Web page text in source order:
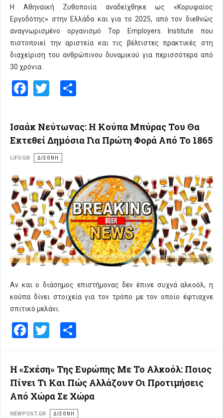
Η Αθηναϊκή Ζυθοποιία αναδείχθηκε ως «Κορυφαίος
Εργοδότης» στην Ελλάδα και για το 2025, από τον διεθνώς
αναγνωρισμένο οργανισμό Top Employers Institute που
πιστοποιεί την αριστεία και τις βέλτιστες πρακτικές στη
διαχείριση του ανθρώπινου δυναμικού για περισσότερα από
30 χρόνια.
Facebook
Twitter
Ισαάκ Νεύτωνας: Η Κούπα Μπύρας Του Θα
Εκτεθεί Δημόσια Για Πρώτη Φορά Από Το 1865
LIFO.GR ΔΙΕΘΝΗ
Αν και ο διάσημος επιστήμονας δεν έπινε συχνά αλκοόλ, η
κούπα δίνει στοιχεία για τον τρόπο με τον οποίο έφτιαχνε
σπιτικό μελάνι.
Facebook
Twitter
Η «Σχέση» Της Ευρώπης Με Το Αλκοόλ: Ποιος
Πίνει Τι Και Πώς Αλλάζουν Οι Προτιμήσεις
Από Χώρα Σε Χώρα
NEWPOST.GR ΔΙΕΘΝΗ